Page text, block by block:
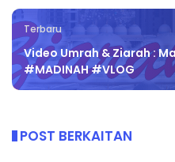
Terbaru
Video Umrah & Ziarah :
#MADINAH #VLOG
POST BERKAITAN